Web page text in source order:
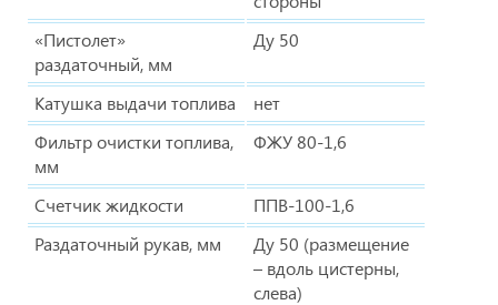
«Пистолет»
раздаточный, мм
Ду 50
Катушка выдачи топлива
нет
Фильтр очистки топлива,
мм
ФЖУ 80-1,6
Счетчик жидкости
ППВ-100-1,6
Раздаточный рукав, мм
Ду 50 (размещение
– вдоль цистерны,
слева)